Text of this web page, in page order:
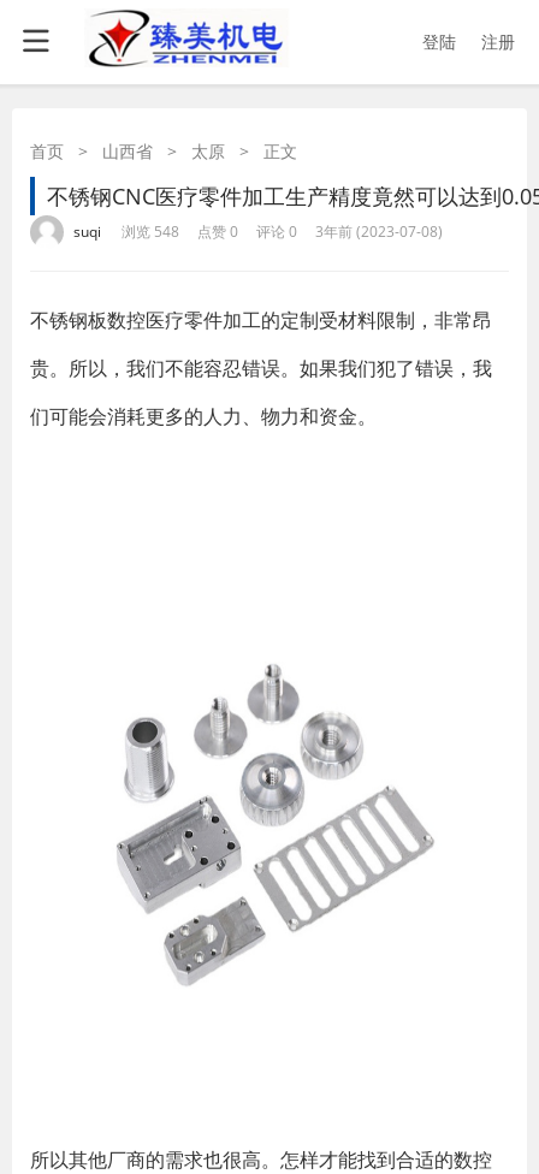
登陆 注册
首页 > 山西省 > 太原 > 正文
不锈钢CNC医疗零件加工生产精度竟然可以达到
suqi 浏览 548 点赞 0 评论 0 3年前 (2023-07-08)
不锈钢板数控医疗零件加工的定制受材料限制，非常昂
贵。所以，我们不能容忍错误。如果我们犯了错误，我
们可能会消耗更多的人力、物力和资金。
所以其他厂商的需求也很高。怎样才能找到合适的数控